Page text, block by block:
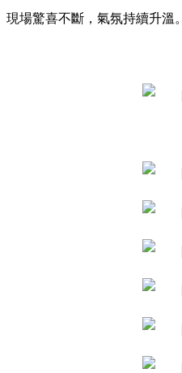
現場驚喜不斷，氣氛持續升溫。